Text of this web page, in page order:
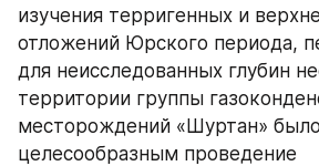
изучения терригенных и
отложений Юрского периода,
для неисследованных глубин
территории группы
месторождений «Шуртан»
целесообразным проведение